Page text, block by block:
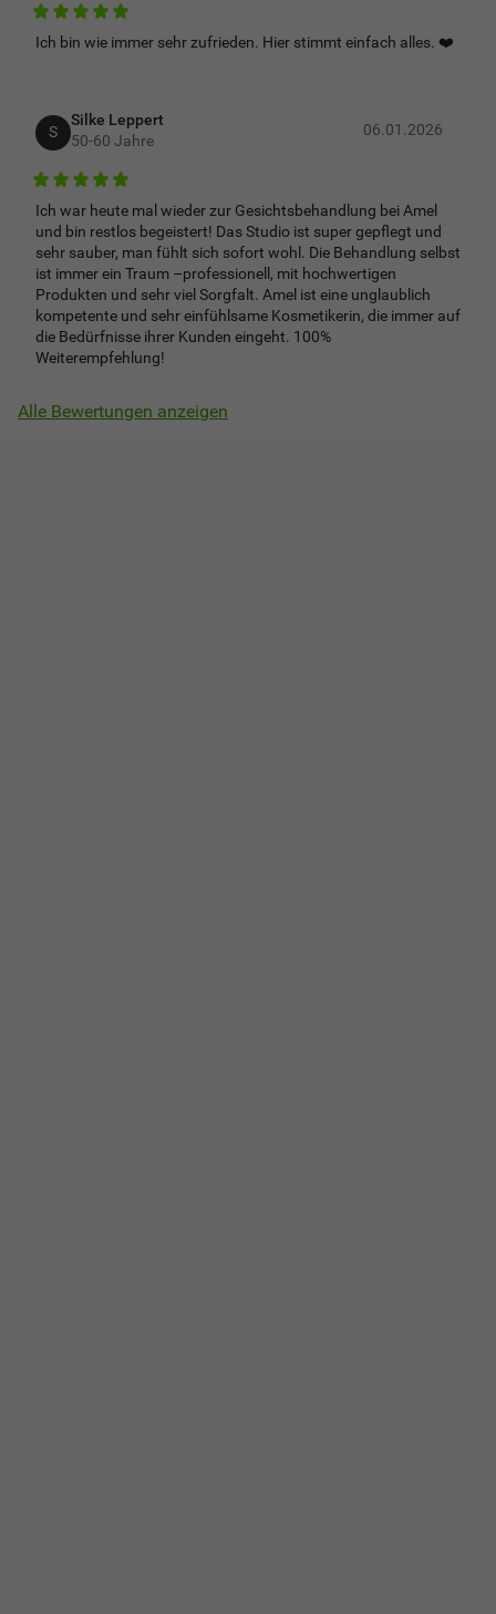
Ich bin wie immer sehr zufrieden. Hier stimmt einfach alles. ❤️
S
Silke Leppert
50-60 Jahre
06.01.2026
Ich war heute mal wieder zur Gesichtsbehandlung bei Amel
und bin restlos begeistert! Das Studio ist super gepflegt und
sehr sauber, man fühlt sich sofort wohl. Die Behandlung selbst
ist immer ein Traum –professionell, mit hochwertigen
Produkten und sehr viel Sorgfalt. Amel ist eine unglaublich
kompetente und sehr einfühlsame Kosmetikerin, die immer auf
die Bedürfnisse ihrer Kunden eingeht. 100%
Weiterempfehlung!
Alle Bewertungen anzeigen